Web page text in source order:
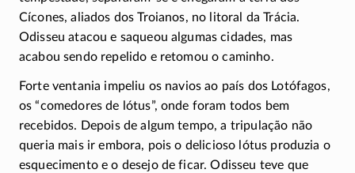
Cícones, aliados dos Troianos, no litoral da Trácia.
Odisseu atacou e saqueou algumas cidades, mas
acabou sendo repelido e retomou o caminho.
Forte ventania impeliu os navios ao país dos Lotófagos,
os “comedores de lótus”, onde foram todos bem
recebidos. Depois de algum tempo, a tripulação não
queria mais ir embora, pois o delicioso lótus produzia o
esquecimento e o desejo de ficar. Odisseu teve que